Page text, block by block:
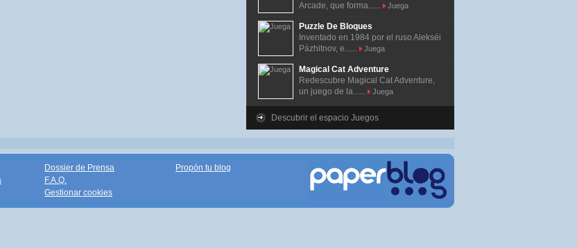
Arcade, que forma......
Juega
Puzzle De Bloques
Inventado en 1984 por el ruso Alekséi
Pázhitnov, e......
Juega
Magical Cat Adventure
Redescubre Magical Cat Adventure,
un juego de la......
Juega
Descubrir el espacio Juegos
Dossier de Prensa
F.A.Q.
Gestionar cookies
Propón tu blog